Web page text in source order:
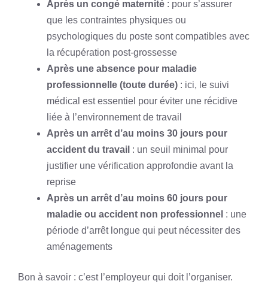
Après un congé maternité : pour s’assurer
que les contraintes physiques ou
psychologiques du poste sont compatibles avec
la récupération post-grossesse
Après une absence pour maladie
professionnelle (toute durée) : ici, le suivi
médical est essentiel pour éviter une récidive
liée à l’environnement de travail
Après un arrêt d’au moins 30 jours pour
accident du travail : un seuil minimal pour
justifier une vérification approfondie avant la
reprise
Après un arrêt d’au moins 60 jours pour
maladie ou accident non professionnel : une
période d’arrêt longue qui peut nécessiter des
aménagements
Bon à savoir : c’est l’employeur qui doit l’organiser.